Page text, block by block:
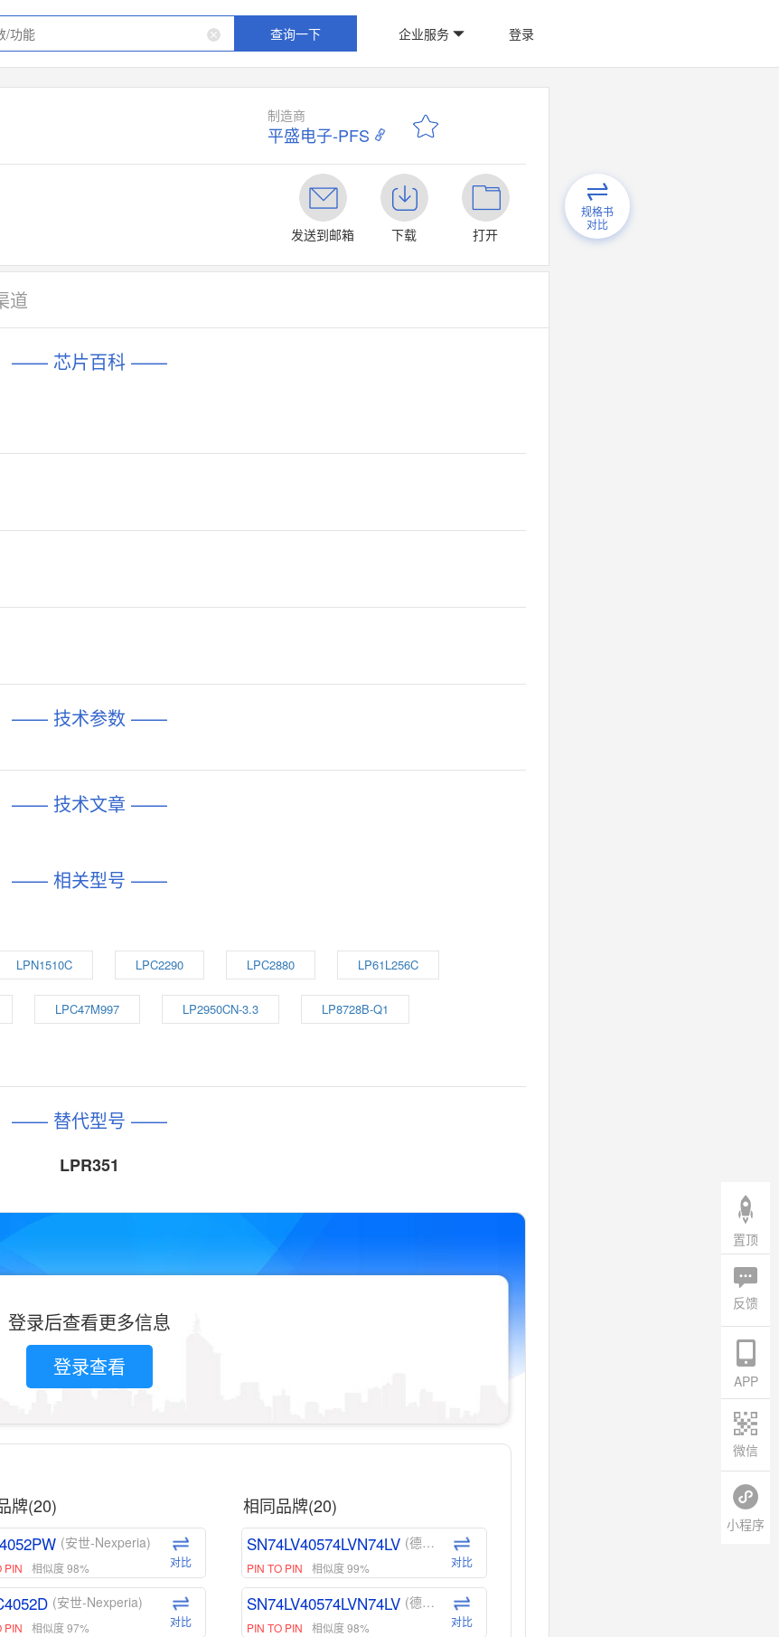
查询一下 企业服务 登录
制造商
平盛电子-PFS
发送到邮箱
下载 打开
规格书
对比
道
—— 芯片百科 ——
—— 技术参数 ——
—— 技术文章 ——
—— 相关型号 ——
LPN1510C LPC2290 LPC2880 LP61L256C
LPC47M997 LP2950CN-3.3 LP8728B-Q1
—— 替代型号 ——
LPR351
登录后查看更多信息
登录查看
牌(20)
(安世-Nexperia)
PIN 相似度 98% 对比
(安世-Nexperia)
PIN 相似度 97% 对比
相同品牌(20)
SN74LV40574LVN74LV (德州仪器-TI)
PIN TO PIN 相似度 99% 对比
SN74LV40574LVN74LV (德州仪器-TI)
PIN TO PIN 相似度 98% 对比
置顶
反馈
APP
微信
小程序